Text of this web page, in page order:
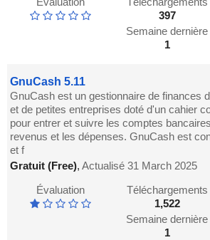
397
Semaine dernière
1
GnuCash 5.11
GnuCash est un gestionnaire de finances
et de petites entreprises doté d'un cahier
pour entrer et suivre les comptes
revenus et les dépenses. GnuCash est
et f
Gratuit (Free),Actualisé 31 March 2025
Évaluation
Téléchargements
1,522
Semaine dernière
1